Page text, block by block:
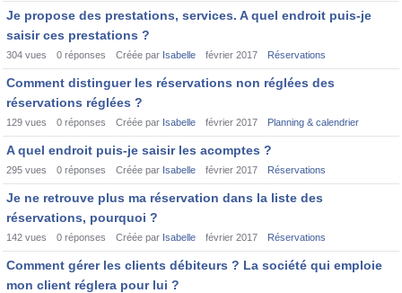
Je propose des prestations, services. A quel endroit puis-je
saisir ces prestations ?
304 vues 0 réponses Créée par Isabelle février 2017 Réservations
Comment distinguer les réservations non réglées des
réservations réglées ?
129 vues 0 réponses Créée par Isabelle février 2017 Planning & calendrier
A quel endroit puis-je saisir les acomptes ?
295 vues 0 réponses Créée par Isabelle février 2017 Réservations
Je ne retrouve plus ma réservation dans la liste des
réservations, pourquoi ?
142 vues 0 réponses Créée par Isabelle février 2017 Réservations
Comment gérer les clients débiteurs ? La société qui emploie
mon client réglera pour lui ?